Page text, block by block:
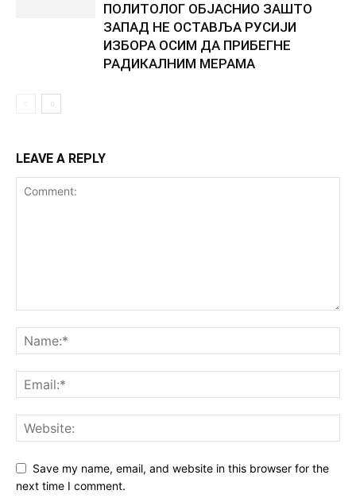
ПОЛИТОЛОГ ОБЈАСНИО ЗАШТО
ЗАПАД НЕ ОСТАВЉА РУСИЈИ
ИЗБОРА ОСИМ ДА ПРИБЕГНЕ
РАДИКАЛНИМ МЕРАМА
LEAVE A REPLY
Save my name, email, and website in this browser for the
next time I comment.